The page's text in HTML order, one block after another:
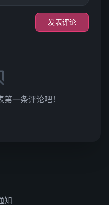
发表评论
一条评论吧！
知